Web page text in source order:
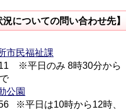
況についての問い合わせ先】
市民福祉課
※平日のみ 8時30分から
公園
※平日は10時から12時、